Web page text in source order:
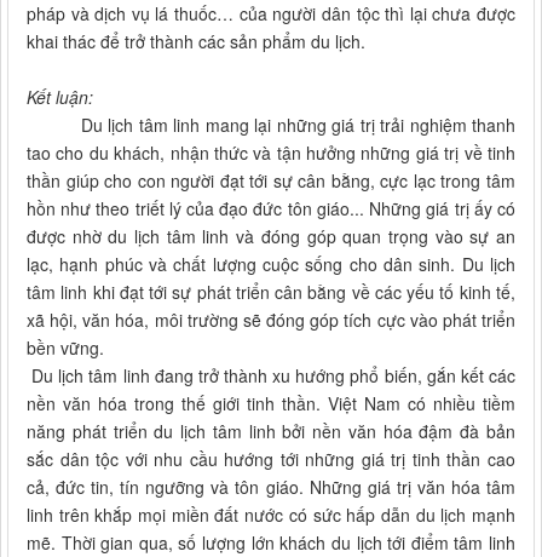
pháp và dịch vụ lá thuốc… của người dân tộc thì lại chưa được
khai thác để trở thành các sản phẩm du lịch.
Kết luận:
Du lịch tâm linh mang lại những giá trị trải nghiệm thanh
tao cho du khách, nhận thức và tận hưởng những giá trị về tinh
thần giúp cho con người đạt tới sự cân bằng, cực lạc trong tâm
hồn như theo triết lý của đạo đức tôn giáo... Những giá trị ấy có
được nhờ du lịch tâm linh và đóng góp quan trọng vào sự an
lạc, hạnh phúc và chất lượng cuộc sống cho dân sinh. Du lịch
tâm linh khi đạt tới sự phát triển cân bằng về các yếu tố kinh tế,
xã hội, văn hóa, môi trường sẽ đóng góp tích cực vào phát triển
bền vững.
Du lịch tâm linh đang trở thành xu hướng phổ biến, gắn kết các
nền văn hóa trong thế giới tinh thần. Việt Nam có nhiều tiềm
năng phát triển du lịch tâm linh bởi nền văn hóa đậm đà bản
sắc dân tộc với nhu cầu hướng tới những giá trị tinh thần cao
cả, đức tin, tín ngưỡng và tôn giáo. Những giá trị văn hóa tâm
linh trên khắp mọi miền đất nước có sức hấp dẫn du lịch mạnh
mẽ. Thời gian qua, số lượng lớn khách du lịch tới điểm tâm linh